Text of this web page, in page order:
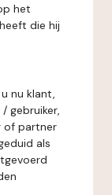
het
die hij
nu klant,
gebruiker,
of partner
als